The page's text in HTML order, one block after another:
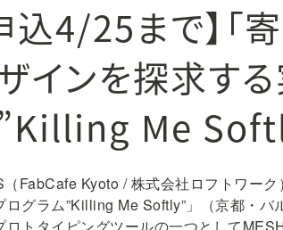
込4/25まで】
インを探求す
Me
FabCafe Kyoto / 株式会社ロフトワー
ログラム”Killing Me Softly”」（京都・